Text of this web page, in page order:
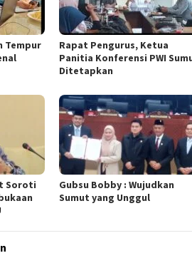
Tempur
Rapat Pengurus, Ketua
Panitia Konferensi PWI
Ditetapkan
Soroti
Gubsu Bobby : Wujudkan
Sumut yang Unggul